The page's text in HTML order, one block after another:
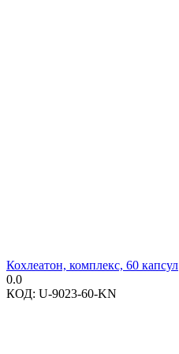
Кохлеатон, комплекс, 60 капсул
0.0
КОД: U-9023-60-KN